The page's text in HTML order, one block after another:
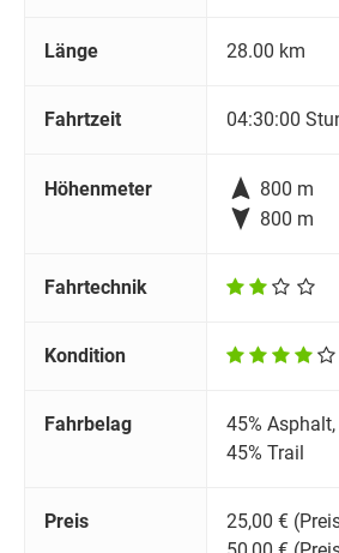
Länge 28.00 km
Fahrtzeit 04:30:00
Höhenmeter  800 m
 800 m
Fahrtechnik
Kondition
Fahrbelag
45%
45% Trail
Preis
25,00 €